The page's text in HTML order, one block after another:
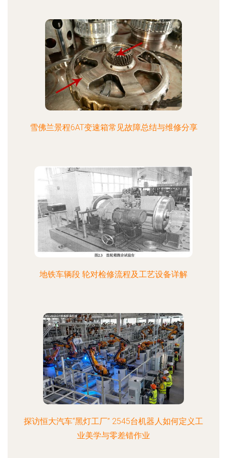
雪佛兰景程6AT变速箱常见故障总结与维修分享
地铁车辆段 轮对检修流程及工艺设备详解
探访恒大汽车“黑灯工厂” 2545台机器人如何定义工
业美学与零差错作业